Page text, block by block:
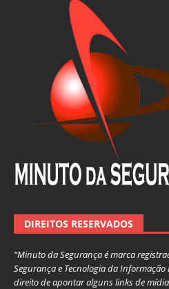
DIREITOS RESERVADOS
“Minuto da Segurança é marca
Segurança e Tecnologia da
direito de apontar alguns links de